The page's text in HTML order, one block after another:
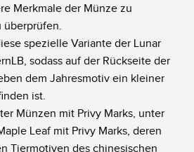
Merkmale der Münze zu
überprüfen.
spezielle Variante der Lunar
sodass auf der Rückseite der
dem Jahresmotiv ein kleiner
ist.
Münzen mit Privy Marks, unter
Leaf mit Privy Marks, deren
Tiermotiven des chinesischen